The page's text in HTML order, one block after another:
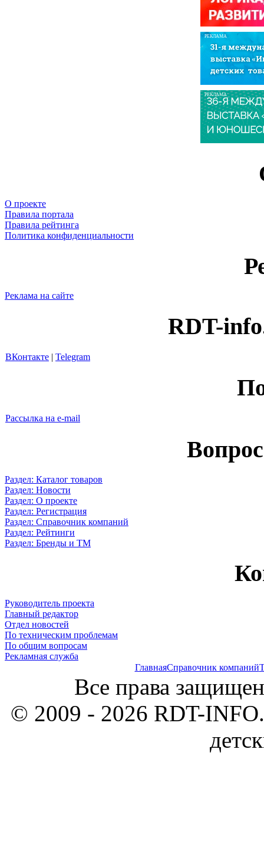
РЕКЛАМА
РЕКЛАМА
О проекте
Правила портала
Правила рейтинга
Политика конфиденциальности
Реклама на сайте
RDT-
ВКонтакте | Telegram
Рассылка на e-mail
Раздел: Каталог товаров
Раздел: Новости
Раздел: О проекте
Раздел: Регистрация
Раздел: Справочник компаний
Раздел: Рейтинги
Раздел: Бренды и ТМ
Руководитель проекта
Главный редактор
Отдел новостей
По техническим проблемам
По общим вопросам
Рекламная служба
ГлавнаяСправочник компаний
Все права
© 2009 - 2026 RDT-